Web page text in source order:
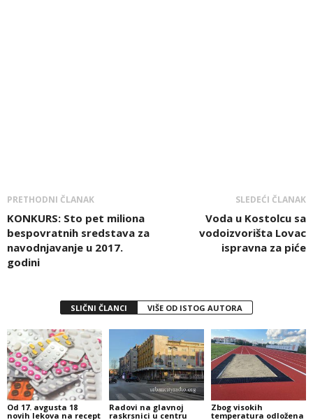
PRETHODNI ČLANAK
KONKURS: Sto pet miliona
bespovratnih sredstava za
navodnjavanje u 2017.
godini
SLEDEĆI ČLANAK
Voda u Kostolcu sa
vodoizvorišta Lovac
ispravna za piće
SLIČNI ČLANCI VIŠE OD ISTOG AUTORA
Od 17. avgusta 18
novih lekova na recept
Radovi na glavnoj
raskrsnici u centru
Zbog visokih
temperatura odložena